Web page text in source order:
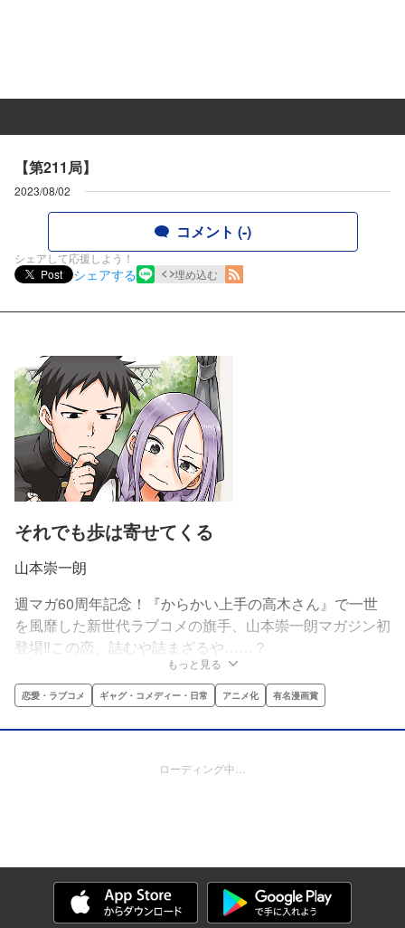
【第211局】
2023/08/02
コメント (-)
シェアして応援しよう！
Post
シェアする 埋め込む
それでも歩は寄せてくる
山本崇一朗
週マガ60周年記念！『からかい上手の高木さん』で一世
を風靡した新世代ラブコメの旗手、山本崇一朗マガジン初
登場‼この恋、詰むや詰まざるや……？
もっと見る
恋愛・ラブコメ ギャグ・コメディー・日常 アニメ化 有名漫画賞
ローディング中…